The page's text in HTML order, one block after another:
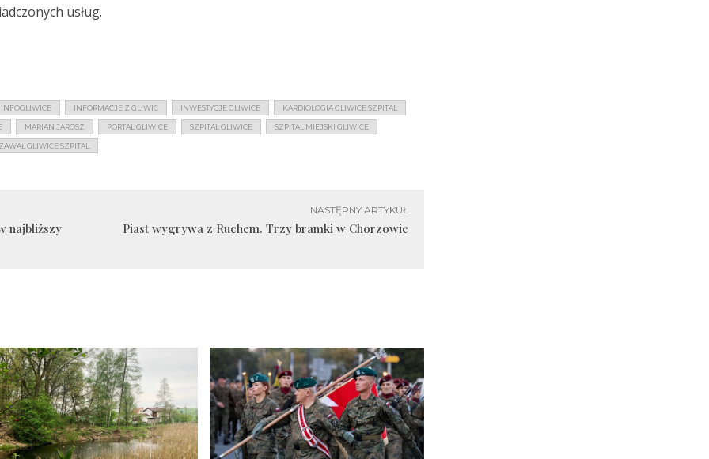
usług.
INFOGLIWICE INFORMACJE Z GLIWIC INWESTYCJE GLIWICE KARDIOLOGIA GLIWICE SZPITAL
MARIAN JAROSZ PORTAL GLIWICE SZPITAL GLIWICE SZPITAL MIEJSKI GLIWICE
GLIWICE SZPITAL
najbliższy
NASTĘPNY ARTYKUŁ
Piast wygrywa z Ruchem. Trzy bramki w Chorzowie